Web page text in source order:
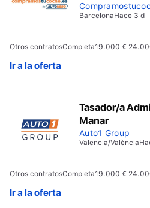
BarcelonaHace 3 d
Otros contratosCompleta19.000 €
Ir a la oferta
Tasador/a
Manar
Auto1 Group
Valencia/València
Otros contratosCompleta19.000 €
Ir a la oferta